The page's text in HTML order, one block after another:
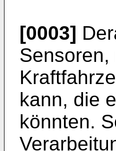
[0003]
kann, die
könnten.